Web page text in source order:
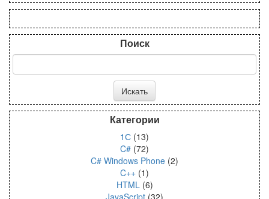
Поиск
Категории
1С (13)
C# (72)
C# Windows Phone (2)
C++ (1)
HTML (6)
JavaScript (32)